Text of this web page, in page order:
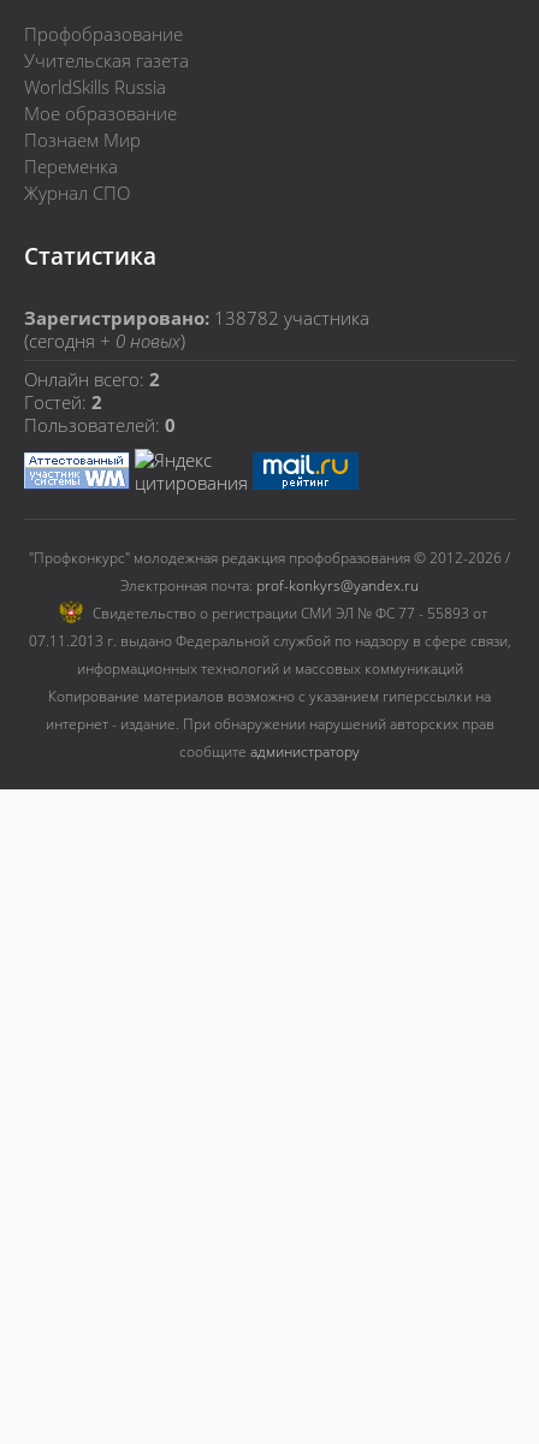
Профобразование
Учительская газета
WorldSkills Russia
Мое образование
Познаем Мир
Переменка
Журнал СПО
Статистика
Зарегистрировано: 138782 участника
(сегодня + 0 новых)
Онлайн всего: 2
Гостей: 2
Пользователей: 0
"Профконкурс" молодежная редакция профобразования © 2012-2026 /
Электронная почта: prof-konkyrs@yandex.ru
Cвидетельство о регистрации СМИ ЭЛ № ФС 77 - 55893 от
07.11.2013 г. выдано Федеральной службой по надзору в сфере связи,
информационных технологий и массовых коммуникаций
Копирование материалов возможно с указанием гиперссылки на
интернет - издание. При обнаружении нарушений авторских прав
сообщите администратору